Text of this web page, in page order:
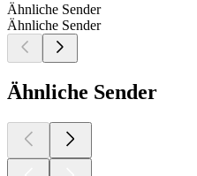
Ähnliche Sender
Ähnliche Sender
Ähnliche Sender